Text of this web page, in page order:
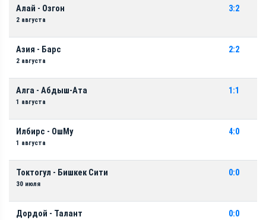
Алай - Озгон
2 августа
3:2
Азия - Барс
2 августа
2:2
Алга - Абдыш-Ата
1 августа
1:1
Илбирс - ОшМу
1 августа
4:0
Токтогул - Бишкек Сити
30 июля
0:0
Дордой - Талант 0:0